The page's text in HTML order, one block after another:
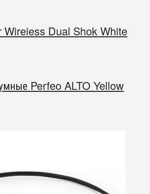
Wireiess Dual Shok White
Perfeo ALTO Yellow